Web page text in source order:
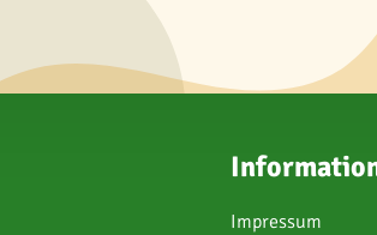
Impressum